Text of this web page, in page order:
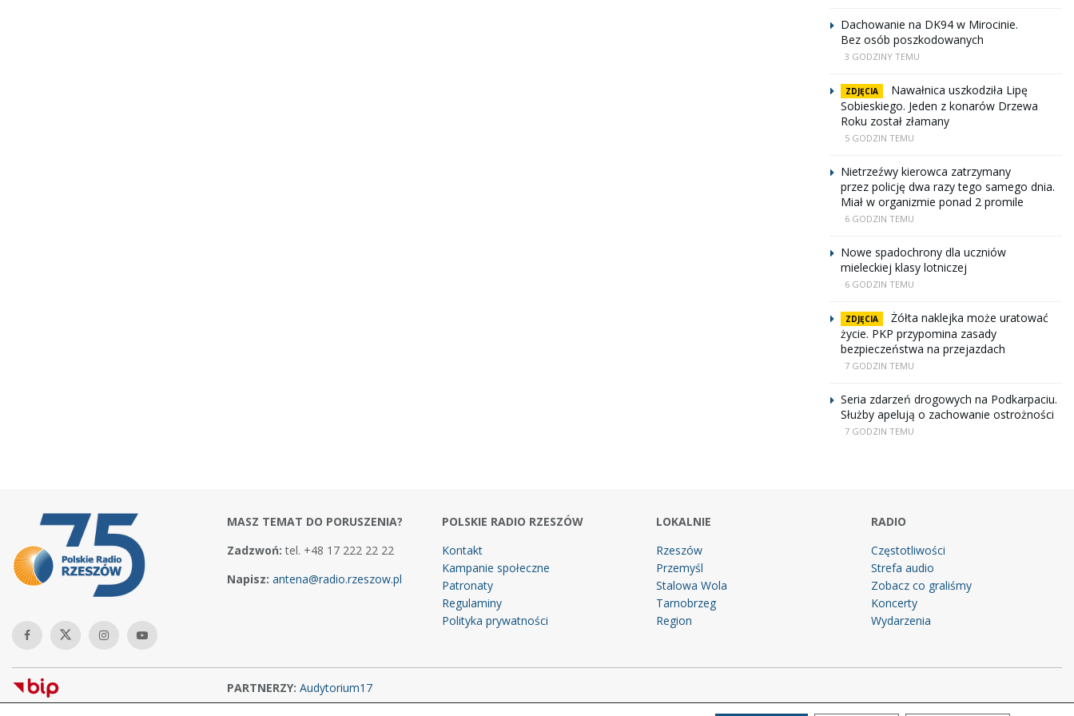
Dachowanie na DK94 w Mirocinie.
Bez osób poszkodowanych
3 GODZINY TEMU
ZDJĘCIA
Nawałnica uszkodziła Lipę
Sobieskiego. Jeden z konarów Drzewa
Roku został złamany
5 GODZIN TEMU
Nietrzeźwy kierowca zatrzymany
przez policję dwa razy tego samego dnia.
Miał w organizmie ponad 2 promile
6 GODZIN TEMU
Nowe spadochrony dla uczniów
mieleckiej klasy lotniczej
6 GODZIN TEMU
ZDJĘCIA
Żółta naklejka może uratować
życie. PKP przypomina zasady
bezpieczeństwa na przejazdach
7 GODZIN TEMU
Seria zdarzeń drogowych na Podkarpaciu.
Służby apelują o zachowanie ostrożności
7 GODZIN TEMU
MASZ TEMAT DO PORUSZENIA?
Zadzwoń: tel. +48 17 222 22 22
Napisz: antena@radio.rzeszow.pl
POLSKIE RADIO RZESZÓW
Kontakt
Kampanie społeczne
Patronaty
Regulaminy
Polityka prywatności
LOKALNIE
Rzeszów
Przemyśl
Stalowa Wola
Tarnobrzeg
Region
RADIO
Częstotliwości
Strefa audio
Zobacz co graliśmy
Koncerty
Wydarzenia
PARTNERZY: Audytorium17